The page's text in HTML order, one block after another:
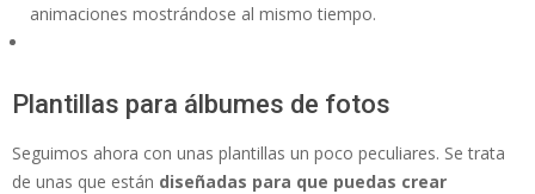
animaciones mostrándose al mismo tiempo.
Plantillas para álbumes de fotos
Seguimos ahora con unas plantillas un poco peculiares. Se trata
de unas que están diseñadas para que puedas crear